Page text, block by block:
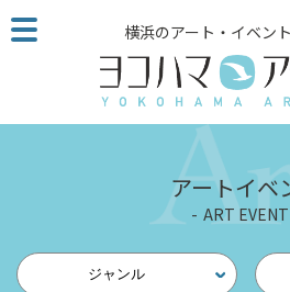
こ
の
ジ
読
横浜のアート・イベン
アートイベ
ART EVENT
ジャンル